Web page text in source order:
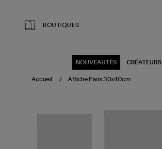
BOUTIQUES
NOUVEAUTÉS CRÉATEURS
Accueil Affiche Paris 30x40cm